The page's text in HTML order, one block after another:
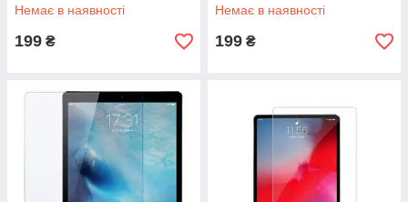
Немає в наявності
199 ₴
Немає в наявності
199 ₴